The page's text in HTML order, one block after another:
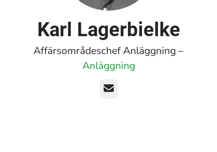
Karl Lagerbielke
Affärsområdeschef Anläggning –
Anläggning
E-post